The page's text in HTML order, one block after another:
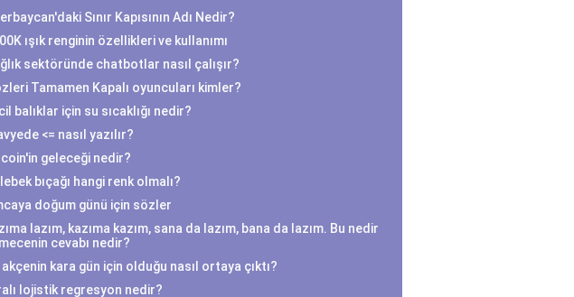
Sınır Kapısının Adı Nedir?
ışık renginin özellikleri ve kullanımı
sektöründe chatbotlar nasıl çalışır?
Tamamen Kapalı oyuncuları kimler?
balıklar için su sıcaklığı nedir?
<= nasıl yazılır?
geleceği nedir?
bıçağı hangi renk olmalı?
doğum günü için sözler
lazım, kazıma kazım, sana da lazım, bana da lazım. Bu nedir
cevabı nedir?
akçenin kara gün için olduğu nasıl ortaya çıktı?
lojistik regresyon nedir?